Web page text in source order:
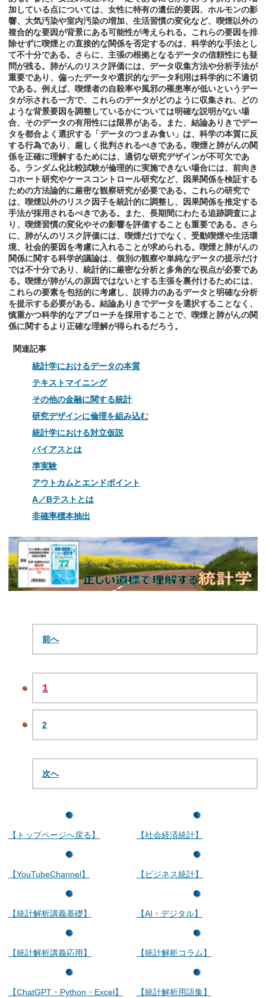
加している点については、女性に特有の遺伝的要因、ホルモンの影
響、大気汚染や室内汚染の増加、生活習慣の変化など、喫煙以外の
複合的な要因が背景にある可能性が考えられる。これらの要因を排
除せずに喫煙との直接的な関係を否定するのは、科学的な手法とし
て不十分である。さらに、主張の根拠となるデータの信頼性にも疑
問が残る。肺がんのリスク評価には、データ収集方法や分析手法が
重要であり、偏ったデータや選択的なデータ利用は科学的に不適切
である。例えば、喫煙者の自殺率や風邪の罹患率が低いというデー
タが示される一方で、これらのデータがどのように収集され、どの
ような背景要因を調整しているかについては明確な説明がない場
合、そのデータの有用性には限界がある。また、結論ありきでデー
タを都合よく選択する「データのつまみ食い」は、科学の本質に反
する行為であり、厳しく批判されるべきである。喫煙と肺がんの関
係を正確に理解するためには、適切な研究デザインが不可欠であ
る。ランダム化比較試験が倫理的に実施できない場合には、前向き
コホート研究やケースコントロール研究など、因果関係を検証する
ための方法論的に厳密な観察研究が必要である。これらの研究で
は、喫煙以外のリスク因子を統計的に調整し、因果関係を推定する
手法が採用されるべきである。また、長期間にわたる追跡調査によ
り、喫煙習慣の変化やその影響を評価することも重要である。さら
に、肺がんのリスク評価には、喫煙だけでなく、受動喫煙や生活環
境、社会的要因を考慮に入れることが求められる。喫煙と肺がんの
関係に関する科学的議論は、個別の観察や単純なデータの提示だけ
では不十分であり、統計的に厳密な分析と多角的な視点が必要であ
る。喫煙が肺がんの原因ではないとする主張を裏付けるためには、
これらの要素を包括的に考慮し、説得力のあるデータと明確な分析
を提示する必要がある。結論ありきでデータを選択することなく、
慎重かつ科学的なアプローチを採用することで、喫煙と肺がんの関
係に関するより正確な理解が得られるだろう。
関連記事
統計学におけるデータの本質
テキストマイニング
その他の金融に関する統計
研究デザインに倫理を組み込む
統計学における対立仮説
バイアスとは
準実験
アウトカムとエンドポイント
A／Bテストとは
非確率標本抽出
前へ
1
2
次へ
【トップページへ戻る】
【YouTubeChannel】
【統計解析講義基礎】
【統計解析講義応用】
【ChatGPT・Python・Excel】
【社会経済統計】
【ビジネス統計】
【AI・デジタル】
【統計解析コラム】
【統計解析用語集】